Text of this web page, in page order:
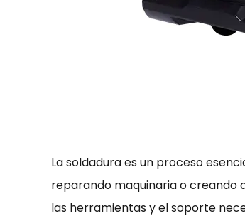
La soldadura es un proceso
reparando maquinaria o creando
las herramientas y el soporte